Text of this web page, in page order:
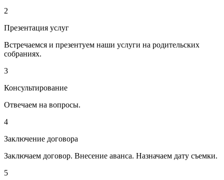
2
Презентация услуг
Встречаемся и презентуем наши услуги на родительских
собраниях.
3
Консультирование
Отвечаем на вопросы.
4
Заключение договора
Заключаем договор. Внесение аванса. Назначаем дату съемки.
5